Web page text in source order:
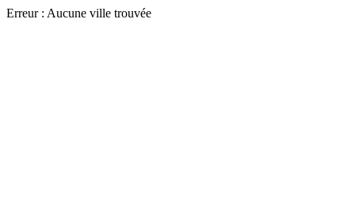
Erreur : Aucune ville trouvée